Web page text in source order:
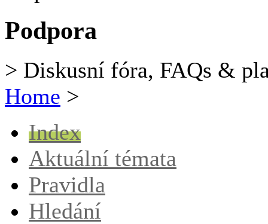
Podpora
> Diskusní fóra, FAQs &
Home >
Index
Aktuální témata
Pravidla
Hledání